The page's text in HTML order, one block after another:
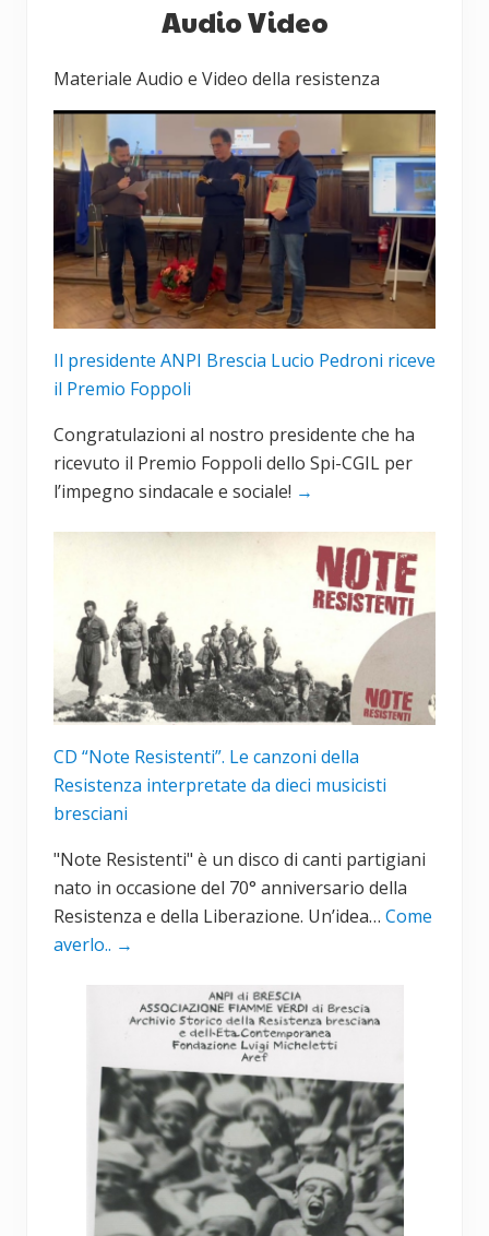
primaria
Audio Video
Materiale Audio e Video della resistenza
Il presidente ANPI Brescia Lucio Pedroni riceve
il Premio Foppoli
Congratulazioni al nostro presidente che ha
ricevuto il Premio Foppoli dello Spi-CGIL per
l’impegno sindacale e sociale! →
CD “Note Resistenti”. Le canzoni della
Resistenza interpretate da dieci musicisti
bresciani
"Note Resistenti" è un disco di canti partigiani
nato in occasione del 70° anniversario della
Resistenza e della Liberazione. Un’idea… Come
averlo.. →